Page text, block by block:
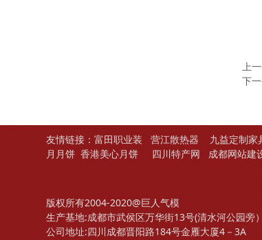
上
下一
友情链接：富田职业装 营江散热器 九益定制家
月月饼 香港美心月饼 四川特产网 成都网站建
版权所有2004-2020@巨人气模
生产基地:成都市武侯区万华街13号(清水河公园旁
公司地址:四川成都晋阳路184号金雁大厦4－3A